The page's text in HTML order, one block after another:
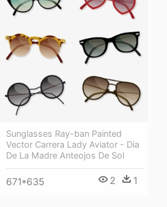
Sunglasses Ray-ban Painted
Vector Carrera Lady Aviator - Dia
De La Madre Anteojos De Sol
671*635 2 1